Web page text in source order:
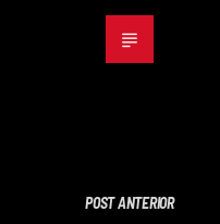
POST ANTERIOR